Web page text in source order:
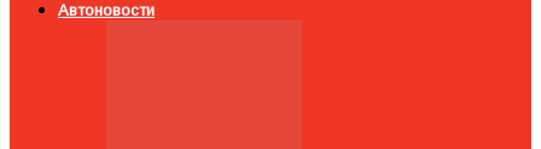
Автоновости